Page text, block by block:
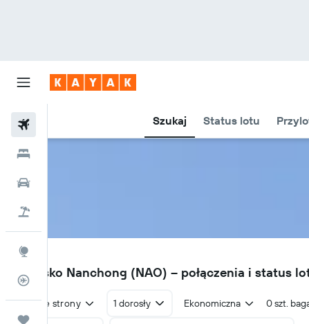
Szukaj Status lotu
Status lotu
NAO
Lotnisko Nanchong (NAO) – połączenia i status
W obie strony 1 dorosły Ekonomiczna 0 szt.